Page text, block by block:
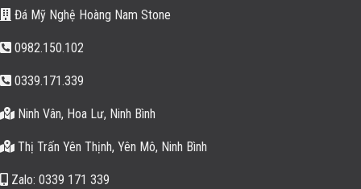
Đá Mỹ Nghệ Hoàng Nam Stone
0982.150.102
0339.171.339
Ninh Vân, Hoa Lư, Ninh Bình
Thị Trấn Yên Thịnh, Yên Mô, Ninh Bình
Zalo: 0339 171 339